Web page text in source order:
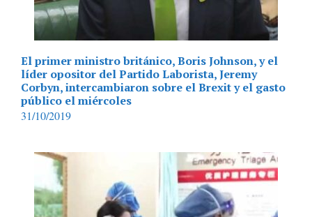
El primer ministro británico, Boris Johnson, y el
líder opositor del Partido Laborista, Jeremy
Corbyn, intercambiaron sobre el Brexit y el gasto
público el miércoles
31/10/2019